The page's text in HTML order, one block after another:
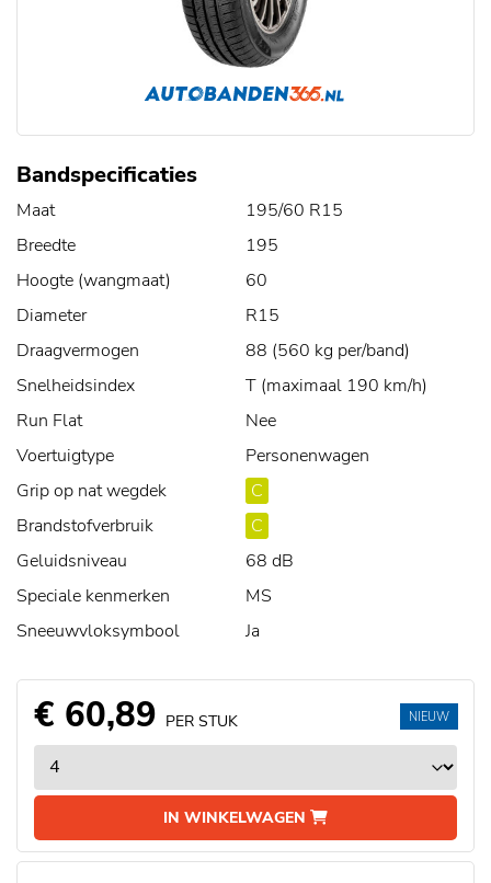
Bandspecificaties
Maat
195/60 R15
Breedte
195
Hoogte (wangmaat)
60
Diameter
R15
Draagvermogen
88 (560 kg per/band)
Snelheidsindex
T (maximaal 190 km/h)
Run Flat
Nee
Voertuigtype
Personenwagen
Grip op nat wegdek
C
Brandstofverbruik
C
Geluidsniveau
68 dB
Speciale kenmerken
MS
Sneeuwvloksymbool
Ja
€ 60,89 PER STUK
IN WINKELWAGEN
NIEUW